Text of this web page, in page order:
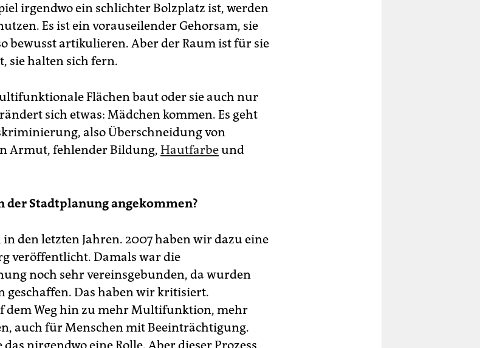
irgendwo ein schlichter Bolzplatz ist, werden
Es ist ein vorauseilender Gehorsam, sie
bewusst artikulieren. Aber der Raum ist für sie
sie halten sich fern.
Flächen baut oder sie auch nur
sich etwas: Mädchen kommen. Es geht
also Überschneidung von
Armut, fehlender Bildung, Hautfarbeund
der Stadtplanung angekommen?
den letzten Jahren. 2007 haben wir dazu eine
veröffentlicht. Damals war die
noch sehr vereinsgebunden, da wurden
geschaffen. Das haben wir kritisiert.
dem Weg hin zu mehr Multifunktion, mehr
auch für Menschen mit Beeinträchtigung.
nirgendwo eine Rolle. Aber dieser Prozess